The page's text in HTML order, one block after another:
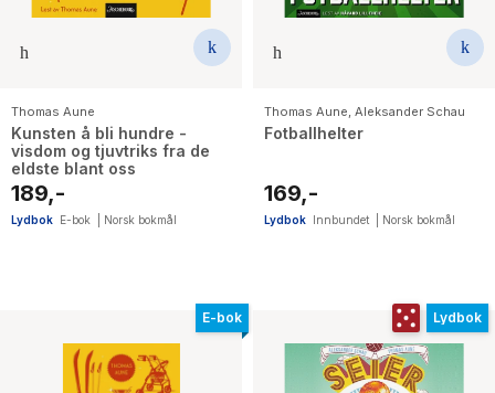
Thomas Aune
Kunsten å bli hundre -
visdom og tjuvtriks fra de
eldste blant oss
189,-
Lydbok E-bok Norsk bokmål
Thomas Aune, Aleksander Schau
Fotballhelter
169,-
Lydbok Innbundet Norsk bokmål
E-bok Lydbok